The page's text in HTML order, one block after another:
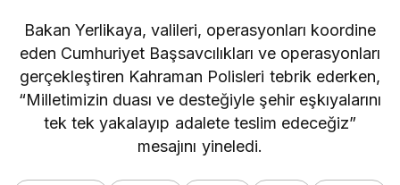
Bakan Yerlikaya, valileri, operasyonları koordine
eden Cumhuriyet Başsavcılıkları ve operasyonları
gerçekleştiren Kahraman Polisleri tebrik ederken,
“Milletimizin duası ve desteğiyle şehir eşkıyalarını
tek tek yakalayıp adalete teslim edeceğiz”
mesajını yineledi.